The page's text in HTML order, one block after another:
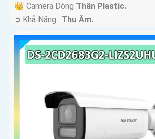
👑 Camera Dòng Thân Plastic.
️➲ Khả Năng : Thu Âm.